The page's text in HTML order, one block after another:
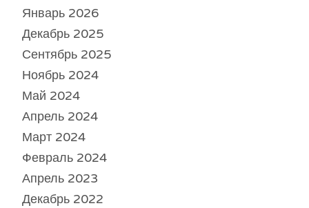
Январь 2026
Декабрь 2025
Сентябрь 2025
Ноябрь 2024
Май 2024
Апрель 2024
Март 2024
Февраль 2024
Апрель 2023
Декабрь 2022